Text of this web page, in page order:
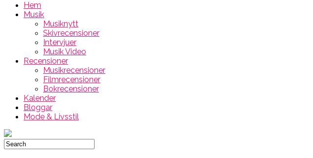
Hem
Musik
Musiknytt
Skivrecensioner
Intervjuer
Musik Video
Recensioner
Musikrecensioner
Filmrecensioner
Bokrecensioner
Kalender
Bloggar
Mode & Livsstil